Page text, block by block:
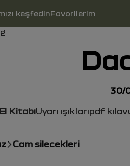
keşfedinFavorilerim
30/
KitabıUyarı ışıklarıpdf
Cam silecekleri